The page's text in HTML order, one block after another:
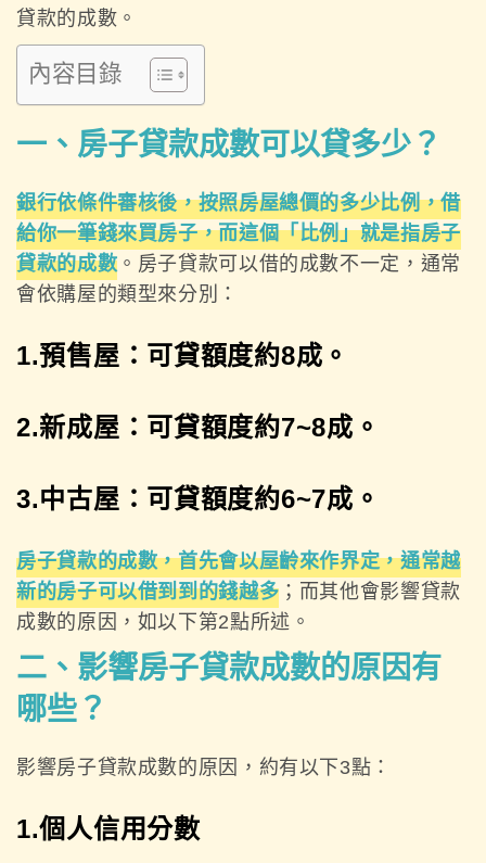
貸款的成數。
內容目錄
一、房子貸款成數可以貸多少？
銀行依條件審核後，按照房屋總價的多少比例，借
給你一筆錢來買房子，而這個「比例」就是指房子
貸款的成數 。房子貸款可以借的成數不一定，通常
會依購屋的類型來分別：
1.預售屋：可貸額度約8成。
2.新成屋：可貸額度約7~8成。
3.中古屋：可貸額度約6~7成。
房子貸款的成數，首先會以屋齡來作界定，通常越
新的房子可以借到到的錢越多 ；而其他會影響貸款
成數的原因，如以下第2點所述。
二、影響房子貸款成數的原因有
哪些？
影響房子貸款成數的原因，約有以下3點：
1.個人信用分數